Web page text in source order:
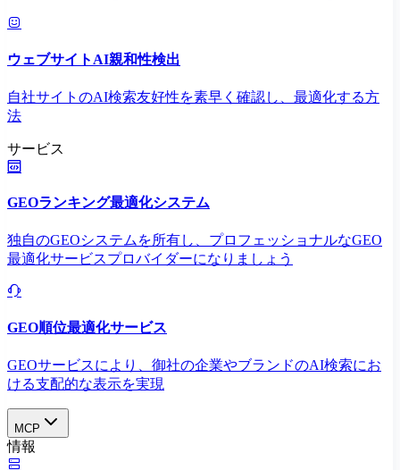
ウェブサイトAI親和性検出
自社サイトのAI検索友好性を素早く確認し、最適化する方
法
サービス
GEOランキング最適化システム
独自のGEOシステムを所有し、プロフェッショナルなGEO
最適化サービスプロバイダーになりましょう
GEO順位最適化サービス
GEOサービスにより、御社の企業やブランドのAI検索にお
ける支配的な表示を実現​
MCP
情報